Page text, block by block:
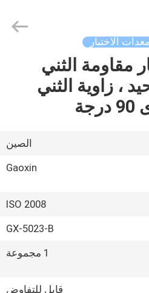
الاختبار
مقاومة الثني
، زاوية الثني
الصين
Gaoxin
ISO 2008
GX-5023-B
1 مجموعة
قابل للتفاوض